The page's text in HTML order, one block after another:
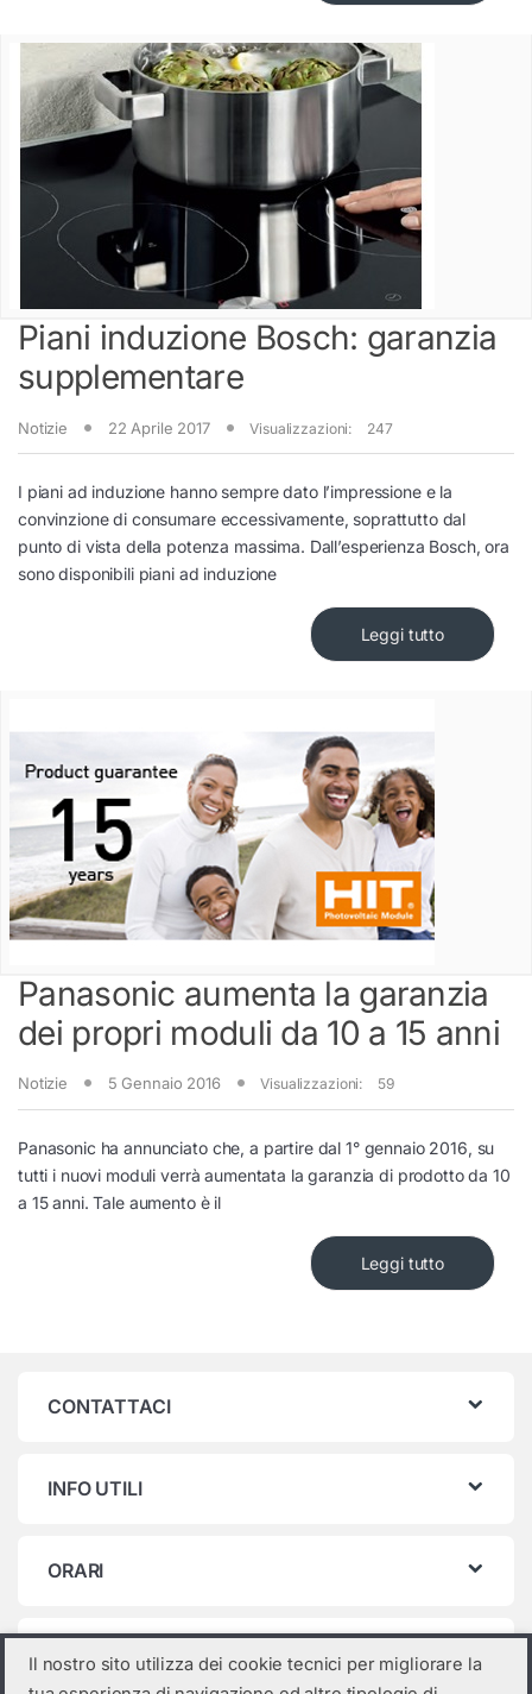
Piani induzione Bosch: garanzia
supplementare
Notizie 22 Aprile 2017 Visualizzazioni: 247
I piani ad induzione hanno sempre dato l’impressione e la
convinzione di consumare eccessivamente, soprattutto dal
punto di vista della potenza massima. Dall’esperienza Bosch, ora
sono disponibili piani ad induzione
Leggi tutto
Panasonic aumenta la garanzia
dei propri moduli da 10 a 15 anni
Notizie 5 Gennaio 2016 Visualizzazioni: 59
Panasonic ha annunciato che, a partire dal 1° gennaio 2016, su
tutti i nuovi moduli verrà aumentata la garanzia di prodotto da 10
a 15 anni. Tale aumento è il
Leggi tutto
CONTATTACI
INFO UTILI
ORARI
Categorie prodotto
Il nostro sito utilizza dei cookie tecnici per migliorare la